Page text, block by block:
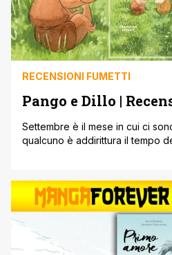
RECENSIONI FUMETTI
Pango e Dillo |
Settembre è il mese in cui ci
qualcuno è addirittura il tempo
chi ci circonda. Una storia in cui
davvero bene [']